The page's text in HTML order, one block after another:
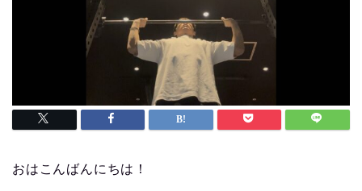
おはこんばんにちは！